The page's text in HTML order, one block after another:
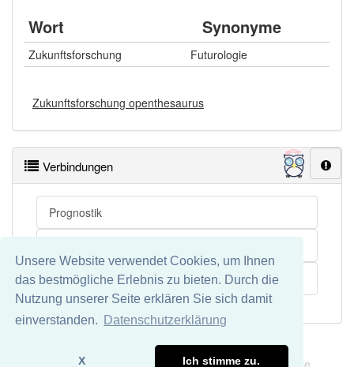
Unsere Website verwendet Cookies, um Ihnen
das bestmögliche Erlebnis zu bieten. Durch die
Nutzung unserer Seite erklären Sie sich damit
einverstanden.
Datenschutzerklärung
X Ich stimme zu.
Wort Synonyme
Zukunftsforschung Futurologie
Zukunftsforschung openthesaurus
Verbindungen
Prognostik
Untersuchung
Datenschutz
Wir übernehmen keine Garantie und keine Haftung für die